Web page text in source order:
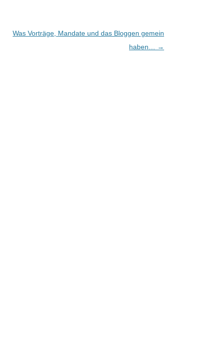
Was Vorträge, Mandate und das Bloggen gemein
haben…
→